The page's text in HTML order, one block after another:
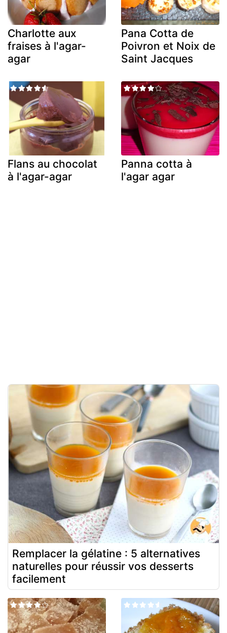
Charlotte aux
fraises à l'agar-
agar
Pana Cotta de
Poivron et Noix de
Saint Jacques
Flans au chocolat
à l'agar-agar
Panna cotta à
l'agar agar
Remplacer la gélatine : 5 alternatives
naturelles pour réussir vos desserts
facilement